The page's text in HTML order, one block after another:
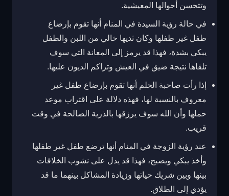
وتتحسن أحوالها المعيشية.
في حالة رؤية السيدة في المنام أنها تقوم بإرضاع
طفل غير طفلها وكان ثديها خالي من اللبن والطفل
يبكي بشدة، فهذا قد يرمز إلى المعانة التي سوف
تلقاها نتيجة ضيق في العيش وتراكم الديون عليها.
إذا رأت صاحبة الحلم أنها تقوم بإرضاع طفل غير
معروف بالنسبة لها، فهذه دلالة على اقتراب موعد
حملها وأن الله سوف يرزقها بالذرية الصالحة في وقت
قريب.
عند رؤية الزوجة في المنام أنها ترضع طفل غير طفلها
وأخذ يبكي ويصيح، فهذا قد يدل على نشوب الخلافات
بينها وبين شريك حياتها وزيادة المشاكل بينهما ما قد
يؤدي إلى الطلاق.